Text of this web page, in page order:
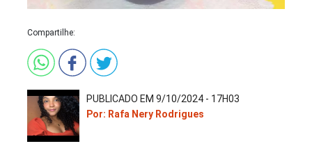
Compartilhe:
PUBLICADO EM 9/10/2024 - 17H03
Por: Rafa Nery Rodrigues